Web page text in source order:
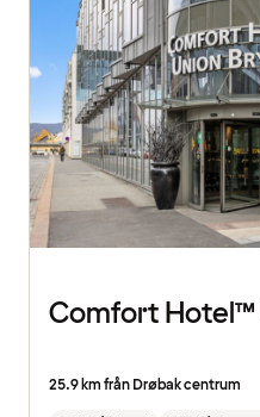
Comfort Hotel™
25.9 km från Drøbak centrum